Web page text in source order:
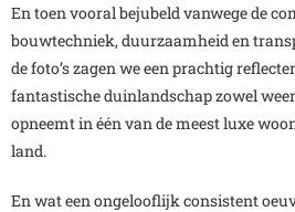
En toen vooral bejubeld vanwege de
bouwtechniek, duurzaamheid en
de foto’s zagen we een prachtig
fantastische duinlandschap zowel
opneemt in één van de meest luxe
land.
En wat een ongelooflijk consistent